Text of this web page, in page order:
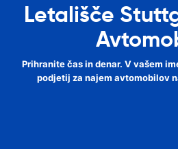
Letališče
Prihranite čas in denar. V vašem
podjetij za najem avtomobilov